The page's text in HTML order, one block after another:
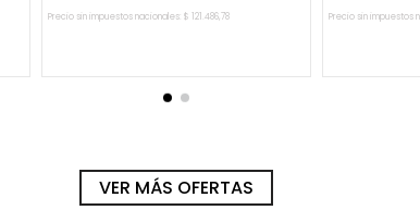
Precio sin impuestos nacionales: $ 121 486,78 Precio sin impuestos
VER MÁS OFERTAS